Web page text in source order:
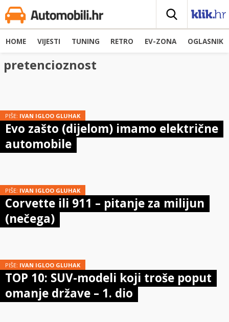
HOME VIJESTI TUNING RETRO EV-ZONA OGLASNIK
pretencioznost
PIŠE: IVAN IGLOO GLUHAK
Evo zašto (dijelom) imamo električne
automobile
PIŠE: IVAN IGLOO GLUHAK
Corvette ili 911 – pitanje za milijun
(nečega)
PIŠE: IVAN IGLOO GLUHAK
TOP 10: SUV-modeli koji troše poput
omanje države – 1. dio